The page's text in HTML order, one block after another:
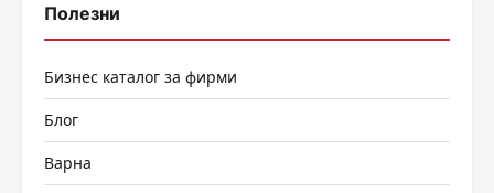
Полезни
Бизнес каталог за фирми
Блог
Варна